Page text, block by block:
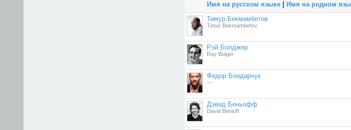
Имя на русском языке Имя на родном
Тимур Бекмамбетов
Timur Bekmambetov
Рэй Болджер
Ray Bolger
Федор Бондарчук
—
Дэвид Беньофф
David Benioff